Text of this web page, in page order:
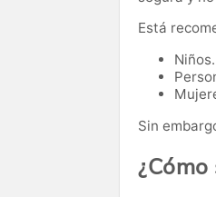
Está
Niños.
Sin